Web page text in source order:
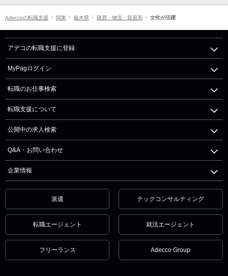
Adeccoの転職支援 関東 栃木県 購買・物流・貿易系 女性が活躍
アデコの転職支援に登録
MyPagログイン
転職のお仕事検索
転職支援について
公開中の求人検索
Q&A・お問い合わせ
企業情報
派遣 テックコンサルティング
転職エージェント 就活エージェント
フリーランス Adecco Group